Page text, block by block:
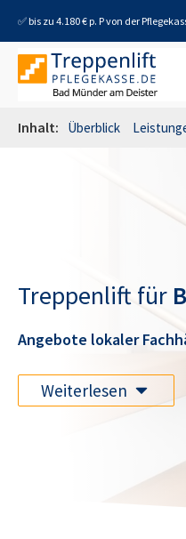
✅ bis zu 4.180 € p. P von der
Inhalt: Überblick
Treppenlift für
Angebote lokaler
Weiterlesen